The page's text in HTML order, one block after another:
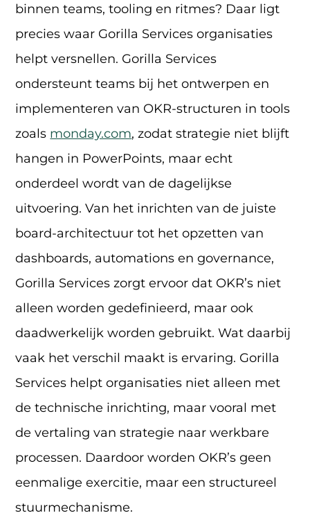
binnen teams, tooling en ritmes? Daar ligt
precies waar Gorilla Services organisaties
helpt versnellen. Gorilla Services
ondersteunt teams bij het ontwerpen en
implementeren van OKR-structuren in tools
zoals monday.com, zodat strategie niet blijft
hangen in PowerPoints, maar echt
onderdeel wordt van de dagelijkse
uitvoering. Van het inrichten van de juiste
board-architectuur tot het opzetten van
dashboards, automations en governance,
Gorilla Services zorgt ervoor dat OKR’s niet
alleen worden gedefinieerd, maar ook
daadwerkelijk worden gebruikt. Wat daarbij
vaak het verschil maakt is ervaring. Gorilla
Services helpt organisaties niet alleen met
de technische inrichting, maar vooral met
de vertaling van strategie naar werkbare
processen. Daardoor worden OKR’s geen
eenmalige exercitie, maar een structureel
stuurmechanisme.